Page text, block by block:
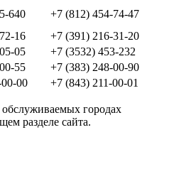
640
+7 (812) 454-74-47
16
+7 (391) 216-31-20
05
+7 (3532) 453-232
55
+7 (383) 248-00-90
00 +7 (843) 211-00-01
городах
разделе сайта.